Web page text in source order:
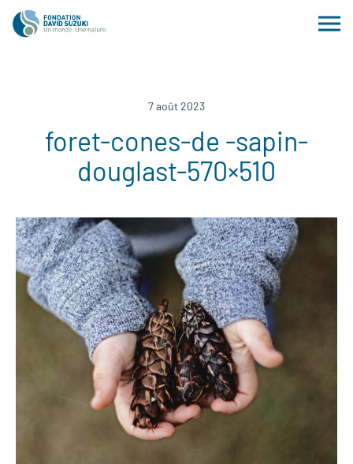
7 août 2023
foret-cones-de -sapin-
douglast-570×510